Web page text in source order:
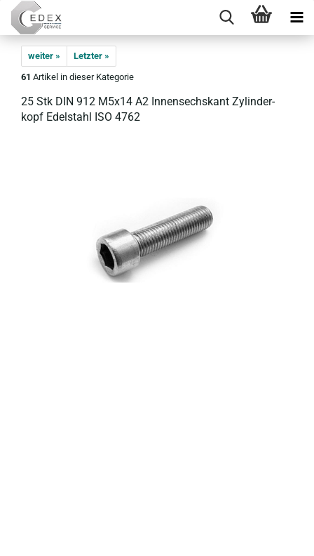
weiter »
Letzter »
61 Artikel in dieser Kategorie
25 Stk DIN 912 M5x14 A2 In­nen­sechs­kant Zy­lin­der­
kopf Edel­stahl ISO 4762